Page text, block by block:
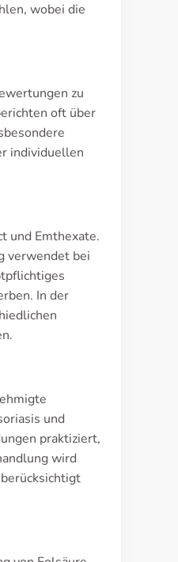
wobei die
zu
oft über
individuellen
und Emthexate.
verwendet bei
In der
und
praktiziert,
wird